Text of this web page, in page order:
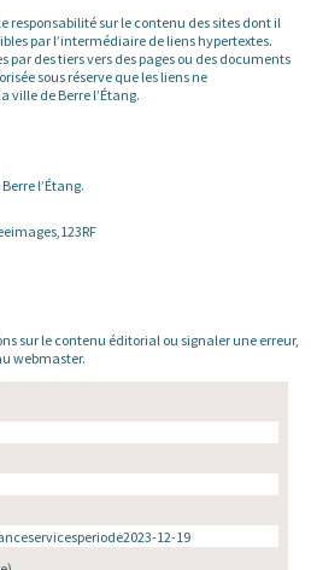
responsabilité sur le contenu des sites dont il
par l’intermédiaire de liens hypertextes.
par des tiers vers des pages ou des documents
sous réserve que les liens ne
ville de Berre l’Étang.
l’Étang.
sur le contenu éditorial ou signaler une erreur,
webmaster.